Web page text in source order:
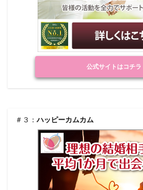
公式サイトはコチラ
＃３：ハッピーカムカム